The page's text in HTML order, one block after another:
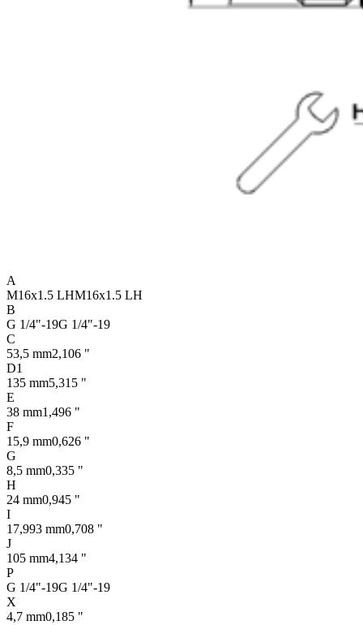
A
M16x1.5 LHM16x1.5 LH
B
G 1/4"-19G 1/4"-19
C
53,5 mm2,106 "
D1
135 mm5,315 "
E
38 mm1,496 "
F
15,9 mm0,626 "
G
8,5 mm0,335 "
H
24 mm0,945 "
I
17,993 mm0,708 "
J
105 mm4,134 "
P
G 1/4"-19G 1/4"-19
X
4,7 mm0,185 "